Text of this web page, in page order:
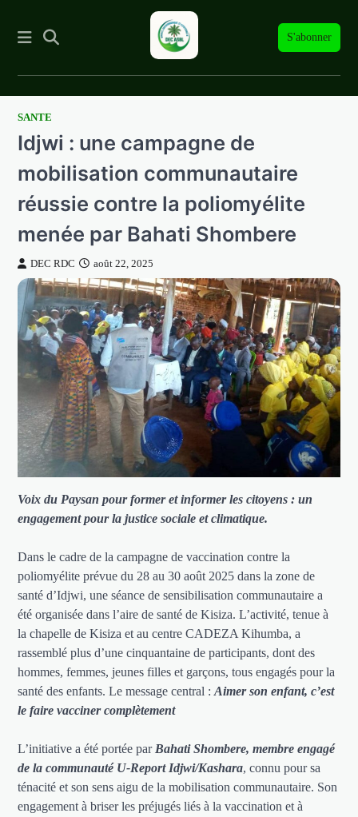
S'abonner
Skip
content
SANTE
Idjwi : une campagne de
mobilisation communautaire
réussie contre la poliomyélite
menée par Bahati Shombere
DEC RDC août 22, 2025
Voix du Paysan pour former et informer les citoyens : un
engagement pour la justice sociale et climatique.
Dans le cadre de la campagne de vaccination contre la
poliomyélite prévue du 28 au 30 août 2025 dans la zone de
santé d’Idjwi, une séance de sensibilisation communautaire a
été organisée dans l’aire de santé de Kisiza. L’activité, tenue à
la chapelle de Kisiza et au centre CADEZA Kihumba, a
rassemblé plus d’une cinquantaine de participants, dont des
hommes, femmes, jeunes filles et garçons, tous engagés pour la
santé des enfants. Le message central :Aimer son enfant, c’est
le faire vacciner complètement
L’initiative a été portée par Bahati Shombere, membre engagé
de la communauté U-Report Idjwi/Kashara, connu pour sa
ténacité et son sens aigu de la mobilisation communautaire. Son
engagement à briser les préjugés liés à la vaccination et à